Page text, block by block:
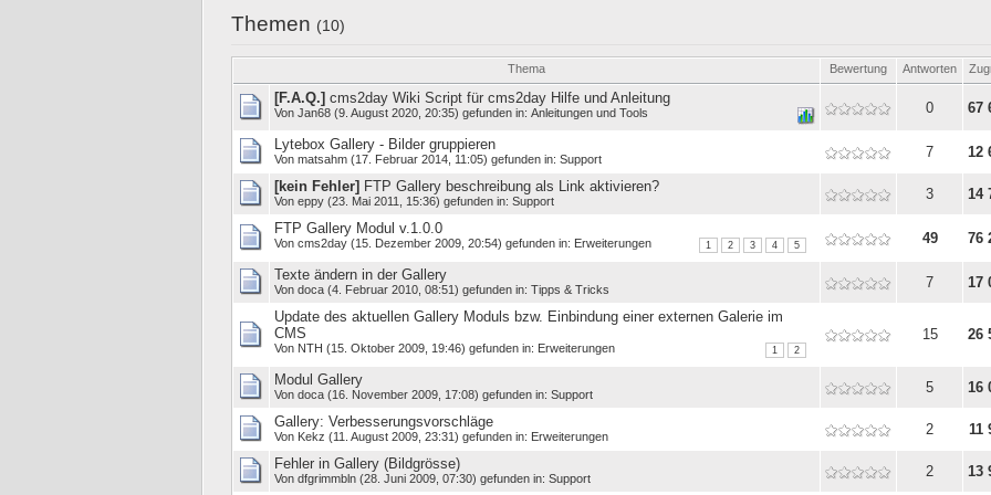
Themen (10)
Thema Bewertung Antworten
[F.A.Q.] cms2day Wiki Script für cms2day Hilfe und Anleitung
Von Jan68 (9. August 2020, 20:35) gefunden in: Anleitungen und Tools 0 67
Lytebox Gallery - Bilder gruppieren
Von matsahm (17. Februar 2014, 11:05) gefunden in: Support 7 12
[kein Fehler] FTP Gallery beschreibung als Link aktivieren?
Von eppy (23. Mai 2011, 15:36) gefunden in: Support 3 14
FTP Gallery Modul v.1.0.0
1 2 3 4 5
Von cms2day (15. Dezember 2009, 20:54) gefunden in: Erweiterungen 49 76
Texte ändern in der Gallery
Von doca (4. Februar 2010, 08:51) gefunden in: Tipps & Tricks 7 17
Update des aktuellen Gallery Moduls bzw. Einbindung einer externen Galerie im
CMS
1 2
Von NTH (15. Oktober 2009, 19:46) gefunden in: Erweiterungen
15 26
Modul Gallery
Von doca (16. November 2009, 17:08) gefunden in: Support 5 16
Gallery: Verbesserungsvorschläge
Von Kekz (11. August 2009, 23:31) gefunden in: Erweiterungen 2 11
Fehler in Gallery (Bildgrösse)
Von dfgrimmbln (28. Juni 2009, 07:30) gefunden in: Support 2 13